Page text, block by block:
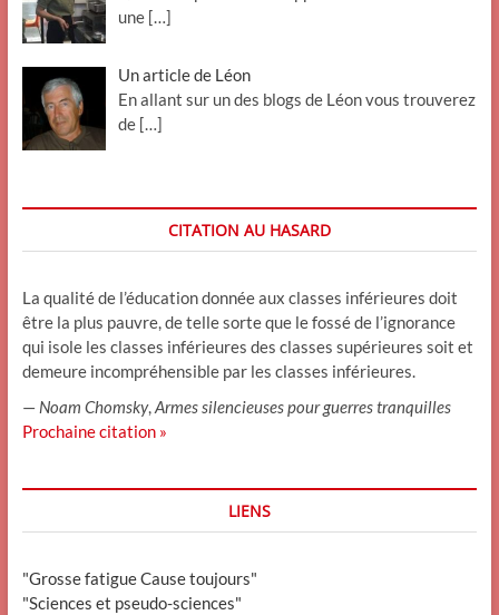
une […]
Un article de Léon
En allant sur un des blogs de Léon vous trouverez
de […]
CITATION AU HASARD
La qualité de l’éducation donnée aux classes inférieures doit
être la plus pauvre, de telle sorte que le fossé de l’ignorance
qui isole les classes inférieures des classes supérieures soit et
demeure incompréhensible par les classes inférieures.
— Noam Chomsky,Armes silencieuses pour guerres tranquilles
Prochaine citation »
LIENS
"Grosse fatigue Cause toujours"
"Sciences et pseudo-sciences"